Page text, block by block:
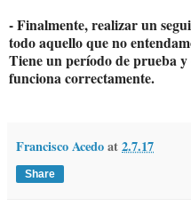
- Finalmente, realizar un
todo aquello que no
Tiene un período de prueba
funciona correctamente.
Francisco Acedoat2.7.17
Share